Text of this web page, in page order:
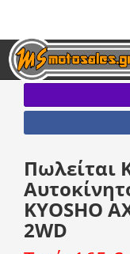
Πωλείται
KYOSHO
2WD